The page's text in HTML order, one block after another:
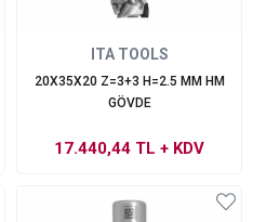
ITA TOOLS
20X35X20 Z=3+3 H=2.5 MM HM
GÖVDE
17.440,44 TL + KDV